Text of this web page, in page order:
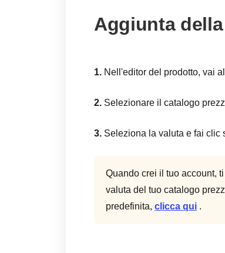
Aggiunta
1. Nell'editor del prodotto, vai
2. Selezionare il catalogo
3. Seleziona la valuta e fai clic
Quando crei il tuo account,
valuta del tuo catalogo
predefinita, clicca qui .